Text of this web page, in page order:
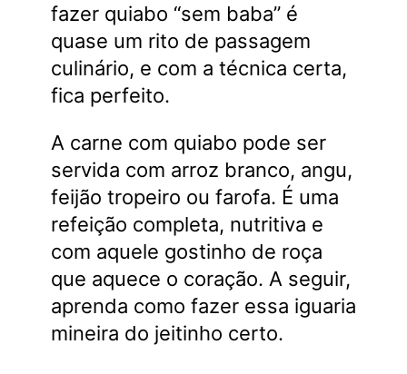
fazer quiabo “sem baba” é
quase um rito de passagem
culinário, e com a técnica certa,
fica perfeito.
A carne com quiabo pode ser
servida com arroz branco, angu,
feijão tropeiro ou farofa. É uma
refeição completa, nutritiva e
com aquele gostinho de roça
que aquece o coração. A seguir,
aprenda como fazer essa iguaria
mineira do jeitinho certo.